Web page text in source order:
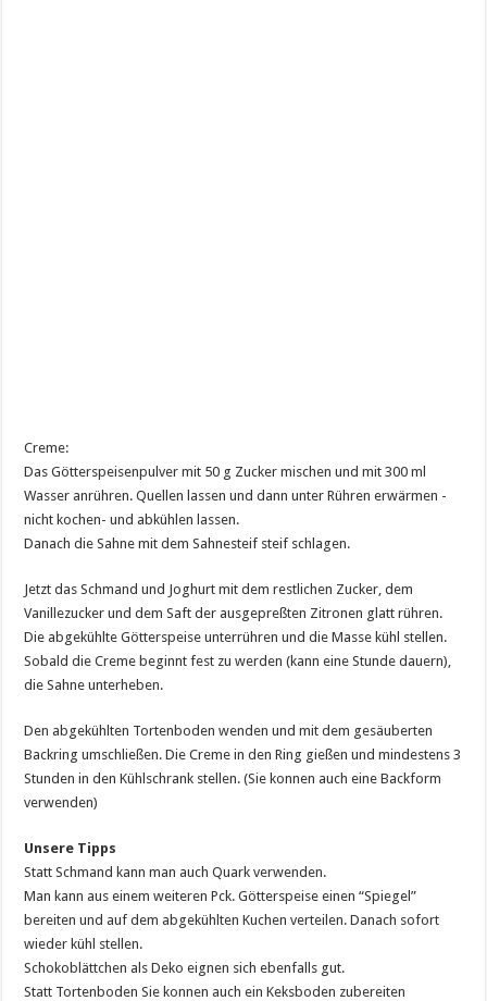
Creme:
Das Götterspeisenpulver mit 50 g Zucker mischen und mit 300 ml
Wasser anrühren. Quellen lassen und dann unter Rühren erwärmen -
nicht kochen- und abkühlen lassen.
Danach die Sahne mit dem Sahnesteif steif schlagen.
Jetzt das Schmand und Joghurt mit dem restlichen Zucker, dem
Vanillezucker und dem Saft der ausgepreßten Zitronen glatt rühren.
Die abgekühlte Götterspeise unterrühren und die Masse kühl stellen.
Sobald die Creme beginnt fest zu werden (kann eine Stunde dauern),
die Sahne unterheben.
Den abgekühlten Tortenboden wenden und mit dem gesäuberten
Backring umschließen. Die Creme in den Ring gießen und mindestens 3
Stunden in den Kühlschrank stellen. (Sie konnen auch eine Backform
verwenden)
Unsere Tipps
Statt Schmand kann man auch Quark verwenden.
Man kann aus einem weiteren Pck. Götterspeise einen “Spiegel”
bereiten und auf dem abgekühlten Kuchen verteilen. Danach sofort
wieder kühl stellen.
Schokoblättchen als Deko eignen sich ebenfalls gut.
Statt Tortenboden Sie konnen auch ein Keksboden zubereiten